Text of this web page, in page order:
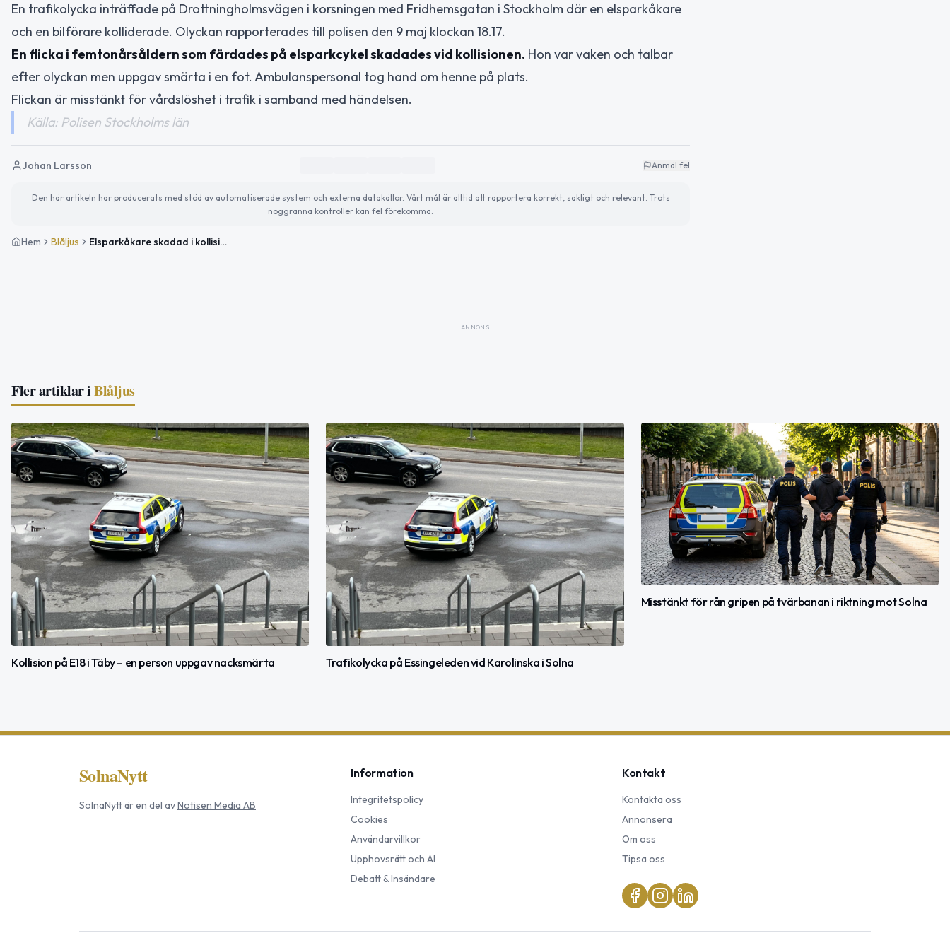
En trafikolycka inträffade på Drottningholmsvägen i korsningen med Fridhemsgatan i Stockholm där en elsparkåkare
och en bilförare kolliderade. Olyckan rapporterades till polisen den 9 maj klockan 18.17.
En flicka i femtonårsåldern som färdades på elsparkcykel skadades vid kollisionen. Hon var vaken och talbar
efter olyckan men uppgav smärta i en fot. Ambulanspersonal tog hand om henne på plats.
Flickan är misstänkt för vårdslöshet i trafik i samband med händelsen.
Källa: Polisen Stockholms län
Johan Larsson Anmäl fel
Den här artikeln har producerats med stöd av automatiserade system och externa datakällor. Vårt mål är alltid att rapportera korrekt, sakligt och relevant. Trots
noggranna kontroller kan fel förekomma.
Hem Blåljus Elsparkåkare skadad i kollision med bil i Stockholm
ANNONS
Fler artiklar iBlåljus
Kollision på E18 i Täby – en person uppgav nacksmärta Trafikolycka på Essingeleden vid Karolinska i Solna
Misstänkt för rån gripen på tvärbanan i riktning mot Solna
SolnaNytt
SolnaNyttär en del avNotisen Media AB
Information
Integritetspolicy
Cookies
Användarvillkor
Upphovsrätt och AI
Debatt & Insändare
Kontakt
Kontakta oss
Annonsera
Om oss
Tipsa oss